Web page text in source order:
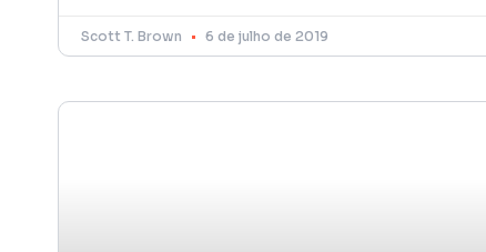
Scott T. Brown 6 de julho de 2019